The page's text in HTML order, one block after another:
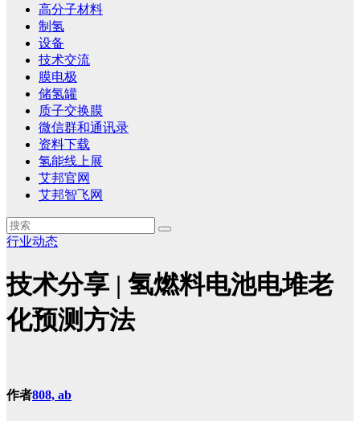
高分子材料
制氢
设备
技术交流
膜电极
储氢罐
质子交换膜
微信群和通讯录
资料下载
氢能线上展
艾邦官网
艾邦智飞网
行业动态
技术分享 | 氢燃料电池电堆老
化预测方法
作者808, ab